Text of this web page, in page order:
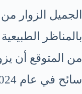
الجميل الزوار
بالمناظر الطبيعية